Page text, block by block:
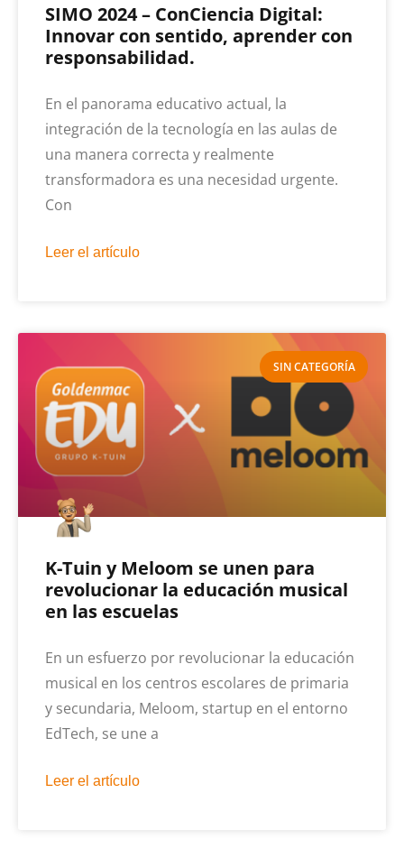
SIMO 2024 – ConCiencia Digital:
Innovar con sentido, aprender con
responsabilidad.
En el panorama educativo actual, la
integración de la tecnología en las aulas de
una manera correcta y realmente
transformadora es una necesidad urgente.
Con
Leer el artículo
SIN CATEGORÍA
K-Tuin y Meloom se unen para
revolucionar la educación musical
en las escuelas
En un esfuerzo por revolucionar la educación
musical en los centros escolares de primaria
y secundaria, Meloom, startup en el entorno
EdTech, se une a
Leer el artículo